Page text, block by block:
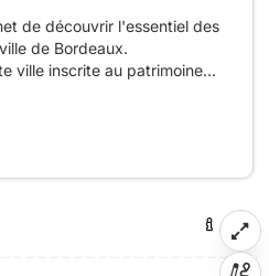
de découvrir l'essentiel des
de Bordeaux.
ville inscrite au patrimoine
glissez le lien url suivant
ouvrir et lire mon article de
10/bordeaux-les-lieux-